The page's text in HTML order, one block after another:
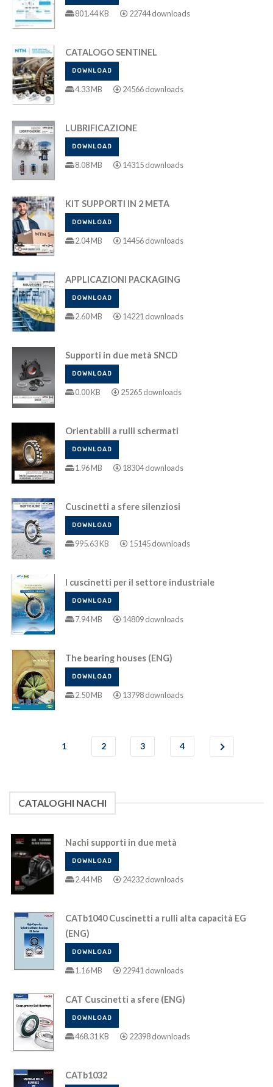
801.44 KB 22744 downloads
CATALOGO SENTINEL
DOWNLOAD
4.33 MB 24566 downloads
LUBRIFICAZIONE
DOWNLOAD
8.08 MB 14315 downloads
KIT SUPPORTI IN 2 META
DOWNLOAD
2.04 MB 14456 downloads
APPLICAZIONI PACKAGING
DOWNLOAD
2.60 MB 14221 downloads
Supporti in due metà SNCD
DOWNLOAD
0.00 KB 25265 downloads
Orientabili a rulli schermati
DOWNLOAD
1.96 MB 18304 downloads
Cuscinetti a sfere silenziosi
DOWNLOAD
995.63 KB 15145 downloads
I cuscinetti per il settore industriale
DOWNLOAD
7.94 MB 14809 downloads
The bearing houses (ENG)
DOWNLOAD
2.50 MB 13798 downloads
1 2 3 4
CATALOGHI NACHI
Nachi supporti in due metà
DOWNLOAD
2.44 MB 24232 downloads
CATb1040 Cuscinetti a rulli alta capacità EG
(ENG)
DOWNLOAD
1.16 MB 22941 downloads
CAT Cuscinetti a sfere (ENG)
DOWNLOAD
468.31 KB 22398 downloads
CATb1032